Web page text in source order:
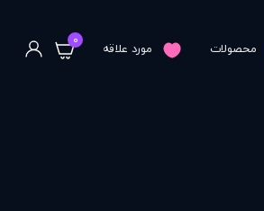
محصولات مورد علاقه 0